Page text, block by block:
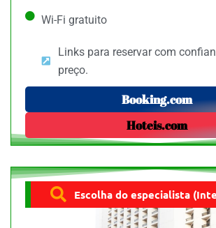
Wi-Fi gratuito
Links para reservar com
preço.
Booking.com
Hoteis.com
Escolha do especialista